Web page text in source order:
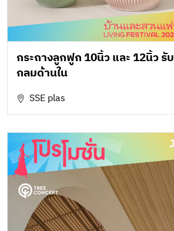
กระถางลูกฟูก 10นิ้ว และ 12นิ้ว รั
กลมด้านใน
SSE plas